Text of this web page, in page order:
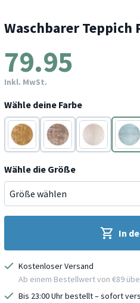
Waschbarer Teppich
79.95
Inkl. MwSt.
Wähle deine Farbe
Gold Braun Creme Blau
Wähle die Größe
In
Kostenloser Versand
Ab einem Bestellwert von €89
Bis 23:00 Uhr bestellt – sofort